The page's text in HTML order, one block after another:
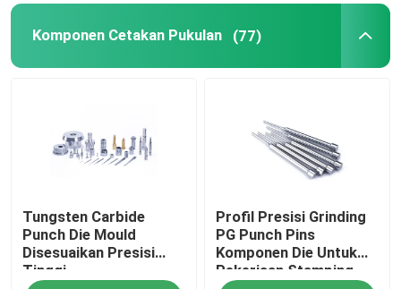
Quote request suatu
Sisipan Pembalik Karbida
Komponen Cetakan Pukulan
Komponen Cetakan Pukulan (77)
Tungsten Carbide
Punch Die Mould
Disesuaikan Presisi
Tinggi
Profil Presisi Grinding
PG Punch Pins
Komponen Die Untuk
Pekerjaan Stamping